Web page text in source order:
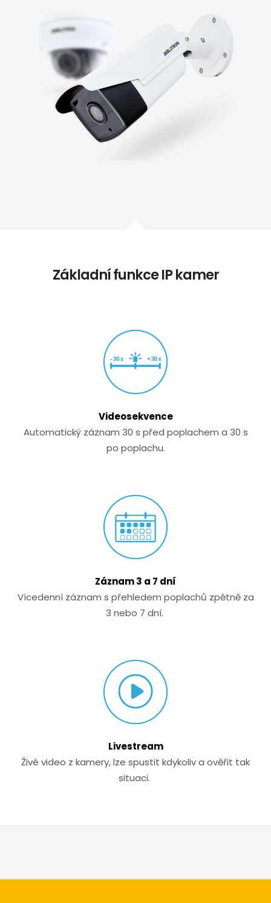
Základní funkce IP kamer
Videosekvence
Automatický záznam 30 s před poplachem a 30 s
po poplachu.
Záznam 3 a 7 dní
Vícedenní záznam s přehledem poplachů zpětně za
3 nebo 7 dní.
Livestream
Živé video z kamery, lze spustit kdykoliv a ověřit tak
situaci.